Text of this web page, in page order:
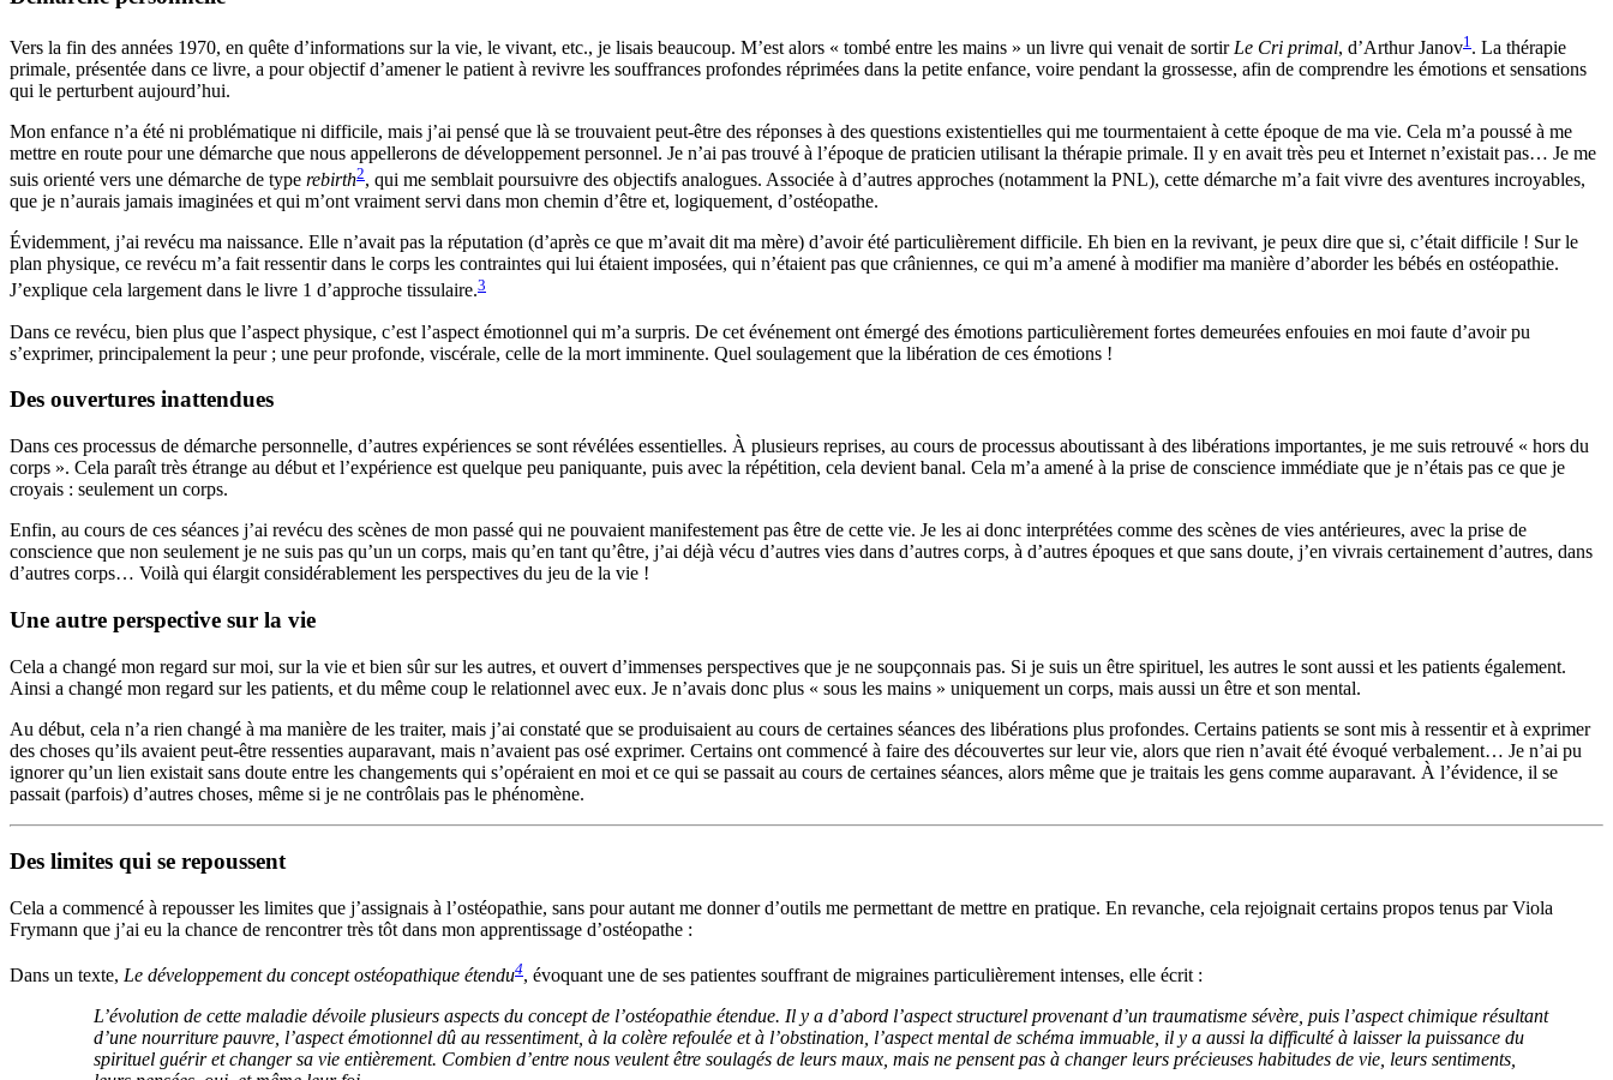
Vers la fin des années 1970, en quête d’informations sur la vie, le vivant, etc., je lisais beaucoup. M’est alors « tombé entre les mains » un livre qui venait de sortir Le Cri primal, d’Arthur Janov1 . La thérapie
primale, présentée dans ce livre, a pour objectif d’amener le patient à revivre les souffrances profondes réprimées dans la petite enfance, voire pendant la grossesse, afin de comprendre les émotions et sensations
qui le perturbent aujourd’hui.
Mon enfance n’a été ni problématique ni difficile, mais j’ai pensé que là se trouvaient peut-être des réponses à des questions existentielles qui me tourmentaient à cette époque de ma vie. Cela m’a poussé à me
mettre en route pour une démarche que nous appellerons de développement personnel. Je n’ai pas trouvé à l’époque de praticien utilisant la thérapie primale. Il y en avait très peu et Internet n’existait pas… Je me
suis orienté vers une démarche de type rebirth2, qui me semblait poursuivre des objectifs analogues. Associée à d’autres approches (notamment la PNL), cette démarche m’a fait vivre des aventures incroyables,
que je n’aurais jamais imaginées et qui m’ont vraiment servi dans mon chemin d’être et, logiquement, d’ostéopathe.
Évidemment, j’ai revécu ma naissance. Elle n’avait pas la réputation (d’après ce que m’avait dit ma mère) d’avoir été particulièrement difficile. Eh bien en la revivant, je peux dire que si, c’était difficile ! Sur le
plan physique, ce revécu m’a fait ressentir dans le corps les contraintes qui lui étaient imposées, qui n’étaient pas que crâniennes, ce qui m’a amené à modifier ma manière d’aborder les bébés en ostéopathie.
J’explique cela largement dans le livre 1 d’approche tissulaire.3
Dans ce revécu, bien plus que l’aspect physique, c’est l’aspect émotionnel qui m’a surpris. De cet événement ont émergé des émotions particulièrement fortes demeurées enfouies en moi faute d’avoir pu
s’exprimer, principalement la peur ; une peur profonde, viscérale, celle de la mort imminente. Quel soulagement que la libération de ces émotions !
Des ouvertures inattendues
Dans ces processus de démarche personnelle, d’autres expériences se sont révélées essentielles. À plusieurs reprises, au cours de processus aboutissant à des libérations importantes, je me suis retrouvé « hors du
corps ». Cela paraît très étrange au début et l’expérience est quelque peu paniquante, puis avec la répétition, cela devient banal. Cela m’a amené à la prise de conscience immédiate que je n’étais pas ce que je
croyais : seulement un corps.
Enfin, au cours de ces séances j’ai revécu des scènes de mon passé qui ne pouvaient manifestement pas être de cette vie. Je les ai donc interprétées comme des scènes de vies antérieures, avec la prise de
conscience que non seulement je ne suis pas qu’un un corps, mais qu’en tant qu’être, j’ai déjà vécu d’autres vies dans d’autres corps, à d’autres époques et que sans doute, j’en vivrais certainement d’autres, dans
d’autres corps… Voilà qui élargit considérablement les perspectives du jeu de la vie !
Une autre perspective sur la vie
Cela a changé mon regard sur moi, sur la vie et bien sûr sur les autres, et ouvert d’immenses perspectives que je ne soupçonnais pas. Si je suis un être spirituel, les autres le sont aussi et les patients également.
Ainsi a changé mon regard sur les patients, et du même coup le relationnel avec eux. Je n’avais donc plus « sous les mains » uniquement un corps, mais aussi un être et son mental.
Au début, cela n’a rien changé à ma manière de les traiter, mais j’ai constaté que se produisaient au cours de certaines séances des libérations plus profondes. Certains patients se sont mis à ressentir et à exprimer
des choses qu’ils avaient peut-être ressenties auparavant, mais n’avaient pas osé exprimer. Certains ont commencé à faire des découvertes sur leur vie, alors que rien n’avait été évoqué verbalement… Je n’ai pu
ignorer qu’un lien existait sans doute entre les changements qui s’opéraient en moi et ce qui se passait au cours de certaines séances, alors même que je traitais les gens comme auparavant. À l’évidence, il se
passait (parfois) d’autres choses, même si je ne contrôlais pas le phénomène.
Des limites qui se repoussent
Cela a commencé à repousser les limites que j’assignais à l’ostéopathie, sans pour autant me donner d’outils me permettant de mettre en pratique. En revanche, cela rejoignait certains propos tenus par Viola
Frymann que j’ai eu la chance de rencontrer très tôt dans mon apprentissage d’ostéopathe :
Dans un texte, Le développement du concept ostéopathique étendu4, évoquant une de ses patientes souffrant de migraines particulièrement intenses, elle écrit :
L’évolution de cette maladie dévoile plusieurs aspects du concept de l’ostéopathie étendue. Il y a d’abord l’aspect structurel provenant d’un traumatisme sévère, puis l’aspect chimique résultant
d’une nourriture pauvre, l’aspect émotionnel dû au ressentiment, à la colère refoulée et à l’obstination, l’aspect mental de schéma immuable, il y a aussi la difficulté à laisser la puissance du
spirituel guérir et changer sa vie entièrement. Combien d’entre nous veulent être soulagés de leurs maux, mais ne pensent pas à changer leurs précieuses habitudes de vie, leurs sentiments,